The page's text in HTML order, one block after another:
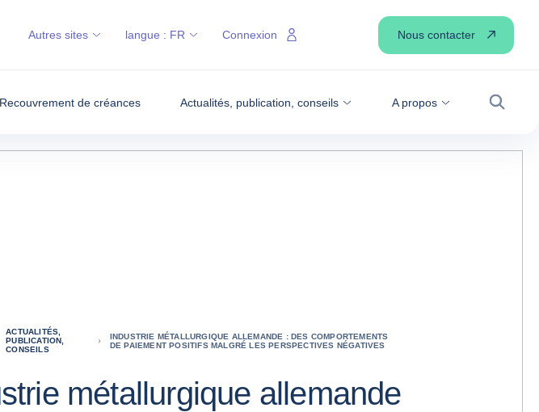
Recouvrement de créances Actualités, publication, conseils A propos
Autres sites langue : FR Connexion Nous contacter
ACTUALITÉS,
PUBLICATION,
CONSEILS
INDUSTRIE MÉTALLURGIQUE ALLEMANDE : DES COMPORTEMENTS
DE PAIEMENT POSITIFS MALGRÉ LES PERSPECTIVES NÉGATIVES
métallurgique allemande